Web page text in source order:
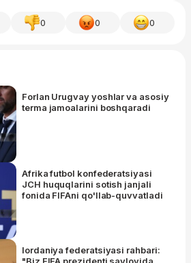
0 0 0
Forlan Urugvay yoshlar va asosiy
terma jamoalarini boshqaradi
Afrika futbol konfederatsiyasi
JCH huquqlarini sotish janjali
fonida FIFAni qo'llab-quvvatladi
Iordaniya federatsiyasi rahbari: